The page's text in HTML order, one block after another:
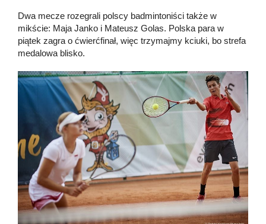
Dwa mecze rozegrali polscy badmintoniści także w
mikście: Maja Janko i Mateusz Golas. Polska para w
piątek zagra o ćwierćfinał, więc trzymajmy kciuki, bo strefa
medalowa blisko.